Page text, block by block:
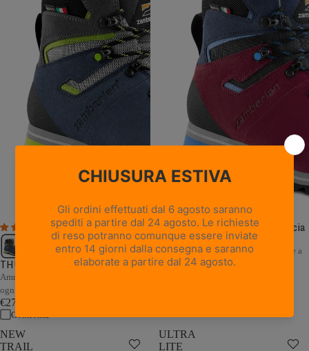
1 recensione
THUNDER GTX - Blu / Grigio
Ammortizzazione e stabilità adattive a
ogni passo
€279,00
Confronta
THUNDER GTX WNS - Vinaccia
/ Blu
Ammortizzazione e stabilità adattive a
ogni passo
NEW
TRAIL
ULTRA
LITE